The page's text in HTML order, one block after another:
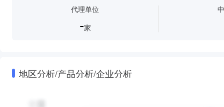
代理单位
-家
地区分析/产品分析/企业分析